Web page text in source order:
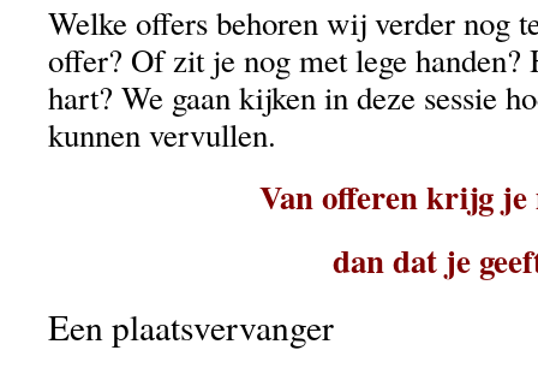
Welke offers behoren wij verder nog
offer? Of zit je nog met lege handen?
hart? We gaan kijken in deze sessie
kunnen vervullen.
Van offeren krijg je
dan dat je
Een plaatsvervanger